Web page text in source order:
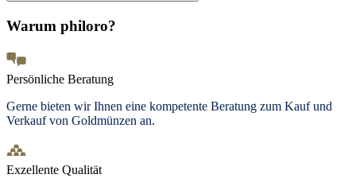
Warum philoro?
Persönliche Beratung
Gerne bieten wir Ihnen eine kompetente Beratung zum Kauf und
Verkauf von Goldmünzen an.
Exzellente Qualität